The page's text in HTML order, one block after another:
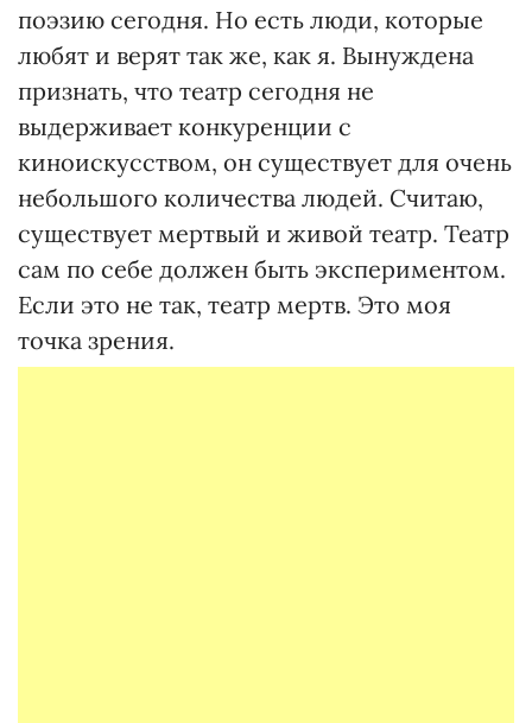
поэзию сегодня. Но есть люди, которые
любят и верят так же, как я. Вынуждена
признать, что театр сегодня не
выдерживает конкуренции с
киноискусством, он существует для очень
небольшого количества людей. Считаю,
существует мертвый и живой театр. Театр
сам по себе должен быть экспериментом.
Если это не так, театр мертв. Это моя
точка зрения.